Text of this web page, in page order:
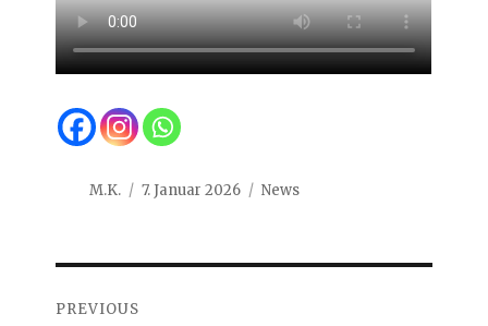
Author
M.K.
Posted
7. Januar 2026 Categories
News
PREVIOUS